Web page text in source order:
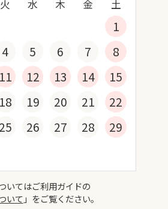
火 水 木 金 土
1
4 5 6 7
8
11 12 13 14
15
18 19 20 21
22
25 26 27 28
29
いてはご利用ガイドの
いて 」をご覧ください。